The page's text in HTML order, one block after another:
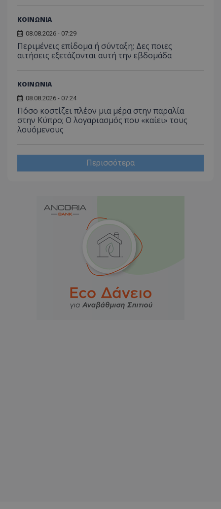
ΚΟΙΝΩΝΙΑ
08.08.2026 - 07:29
Περιμένεις επίδομα ή σύνταξη; Δες ποιες
αιτήσεις εξετάζονται αυτή την εβδομάδα
ΚΟΙΝΩΝΙΑ
08.08.2026 - 07:24
Πόσο κοστίζει πλέον μια μέρα στην παραλία
στην Κύπρο; Ο λογαριασμός που «καίει» τους
λουόμενους
Περισσότερα